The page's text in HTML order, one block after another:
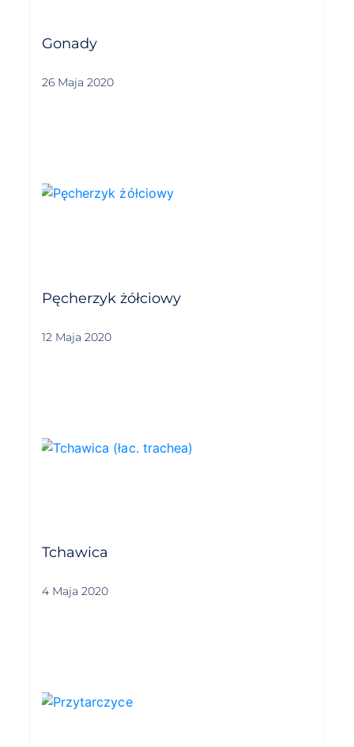
Gonady
26 Maja 2020
Pęcherzyk żółciowy
12 Maja 2020
Tchawica
4 Maja 2020